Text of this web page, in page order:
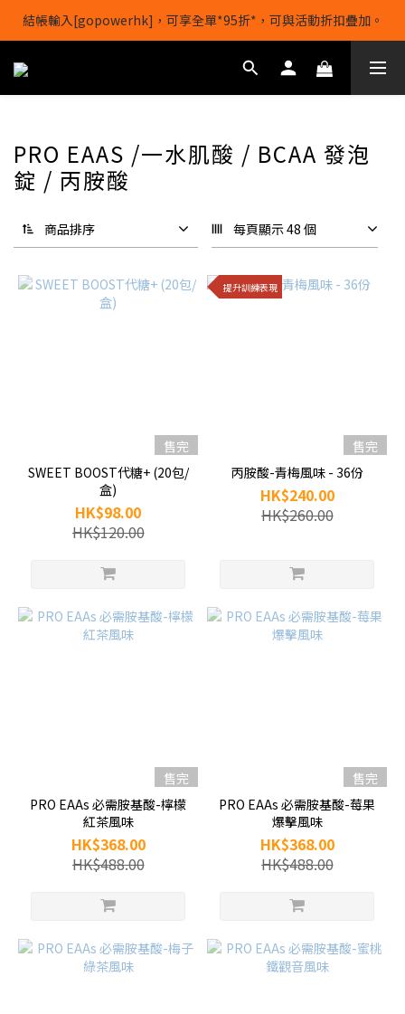
【1/8-31/8】8月下單即贈 蛋白威化餅×1-隨機口味
結帳輸入[gopowerhk]，可享全單*95折*，可與活動折扣疊加。
[新會員優惠]新會員註冊即送$20購物金
PRO EAAS /一水肌酸 / BCAA 發泡
錠 / 丙胺酸
商品排序 每頁顯示 48 個
售完
SWEET BOOST代糖+ (20包/
盒)
HK$98.00
HK$120.00
提升訓練表現
售完
丙胺酸-青梅風味 - 36份
HK$240.00
HK$260.00
售完
PRO EAAs 必需胺基酸-檸檬
紅茶風味
HK$368.00
HK$488.00
售完
PRO EAAs 必需胺基酸-莓果
爆擊風味
HK$368.00
HK$488.00